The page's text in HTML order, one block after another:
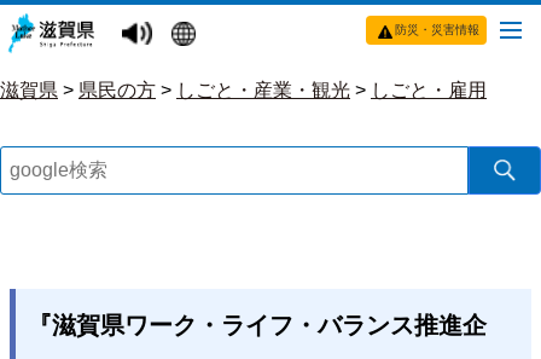
防災・災害情報
滋賀県 > 県民の方 > しごと・産業・観光 > しごと・雇用
『滋賀県ワーク・ライフ・バランス推進企